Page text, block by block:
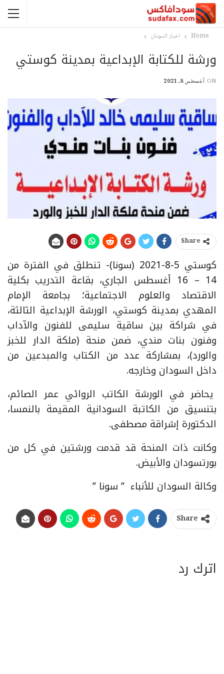
Home اخبار السودان
ورشة للكتابة الإبداعية بمدينة كوستي
ON أغسطس 8, 2021
Share
كوستي 5-8-2021 (سونا)- تنطلق في الفترة من
14 – 16 أغسطس الجاري، بقاعة التدريب بكلية
الاقتصاد والعلوم الاجتماعية؛ بجامعة الإمام
المهدي بمدينة كوستي، الورشة الإبداعية الثالثة،
في شراكة بين ساقية سليمى للفنون والآداب
وفنون بنات مندي، ضمن منحة (ملكة الدار للخبز
والورد)، بمشاركة عدد من الكتاب والمبدعين من
داخل السودان وخارجه.
يحاضر في الورشة الكاتب الروائي عمر الصائم،
بتنسيق من الكاتبة السودانية المقيمة بالنمسا،
الدكتورة إشراقة مصطفى.
وكانت ذات المنحة قد قدمت ورشتين في كل من
بورتسودان والأبيض.
وكالة السودان للأنباء ” سونا ”
Share
اترك رد